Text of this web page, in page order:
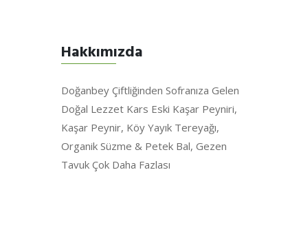
Hakkımızda
Doğanbey Çiftliğinden Sofranıza Gelen
Doğal Lezzet Kars Eski Kaşar Peyniri,
Kaşar Peynir, Köy Yayık Tereyağı,
Organik Süzme & Petek Bal, Gezen
Tavuk Çok Daha Fazlası